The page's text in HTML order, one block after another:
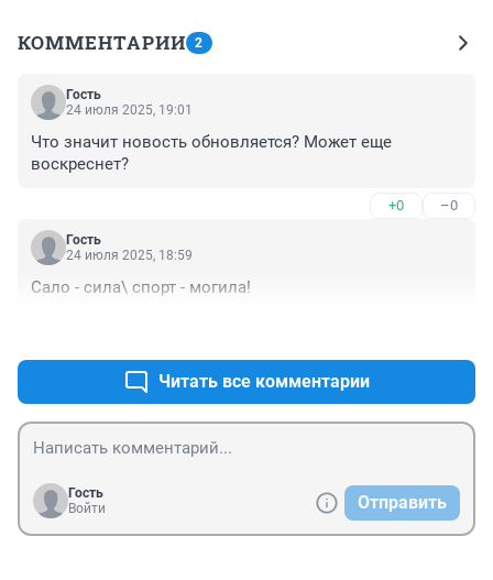
КОММЕНТАРИИ 2
Гость
24 июля 2025, 19:01
Что значит новость обновляется? Может еще
воскреснет?
+0 –0
Гость
24 июля 2025, 18:59
Сало - сила\ спорт - могила!
Читать все комментарии
Гость
Войти
Отправить